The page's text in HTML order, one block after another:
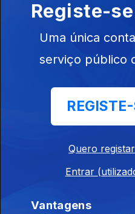
06 ago. 2026
07h00 Edição
00h00 Edição Gaelle
Registe-se
Uma única
serviço público
Quero
Entrar
Vantagens